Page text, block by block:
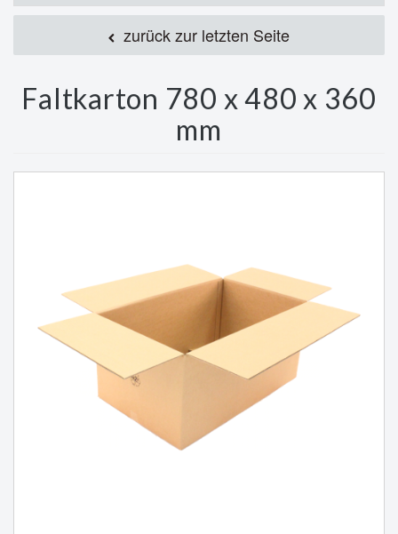
zurück zur letzten Seite
Faltkarton 780 x 480 x 360
mm